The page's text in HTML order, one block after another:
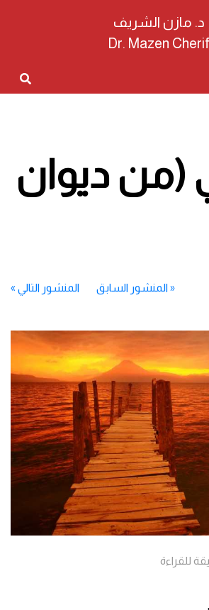
د. مازن الشريف
Dr. Mazen Cherif
(من ديوان
«المنشور السابق المنشور التالي »
للقراءة